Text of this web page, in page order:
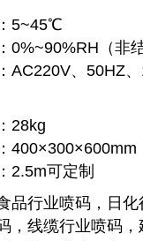
5~45℃
0%~90%RH（非结
AC220V、50HZ
28kg
400×300×600mm
2.5m可定制
品行业喷码，日
，线缆行业喷码